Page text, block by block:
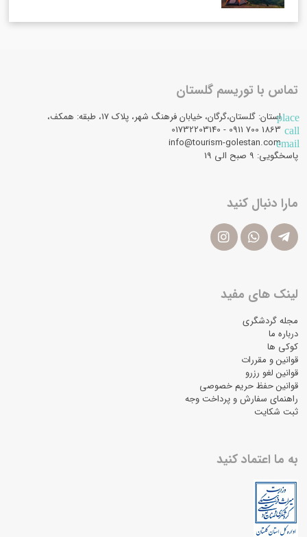
تماس با توریسم گلستان
placeاستان: گلستان،گرگان، خیابان فرهنگ شهر، پلاک 17، طبقه: همکف،
call
email
info@tourism-golestan.com
پاسخگویی: ۹ صبح الی 19
مارا دنبال کنید
لینک های مفید
مجله گردشگری
درباره ما
کوکی ها
قوانین و مقررات
قوانین لغو رزرو
قوانین حفظ حریم خصوصی
راهنمای سفارش و پرداخت وجه
ثبت شکایت
به ما اعتماد کنید